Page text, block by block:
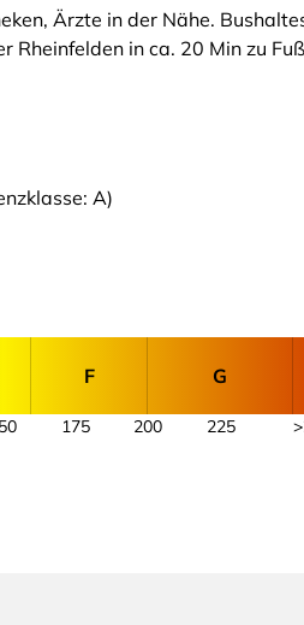
Ärzte in der Nähe.
Rheinfelden in ca. 20 Min zu
A)
F G
175 200 225